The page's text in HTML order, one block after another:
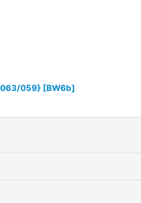
{063/059} [BW6b]